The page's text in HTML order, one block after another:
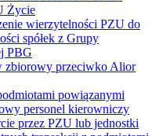
Życie
wierzytelności PZU do
spółek z Grupy
PBG
zbiorowy przeciwko Alior
powiązanymi
personel kierowniczy
przez PZU lub jednostki